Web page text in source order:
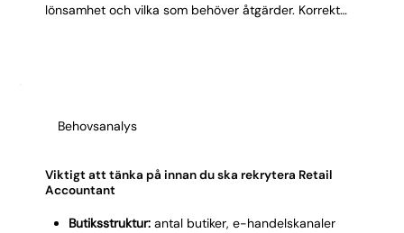
lönsamhet och vilka som behöver åtgärder. Korrekt
ekonomiprocessen innebär att ni kan expandera utan
Behovsanalys
Viktigt att tänka på innan du ska rekrytera Retail
Accountant
Butiksstruktur:antal butiker, e-handelskanaler